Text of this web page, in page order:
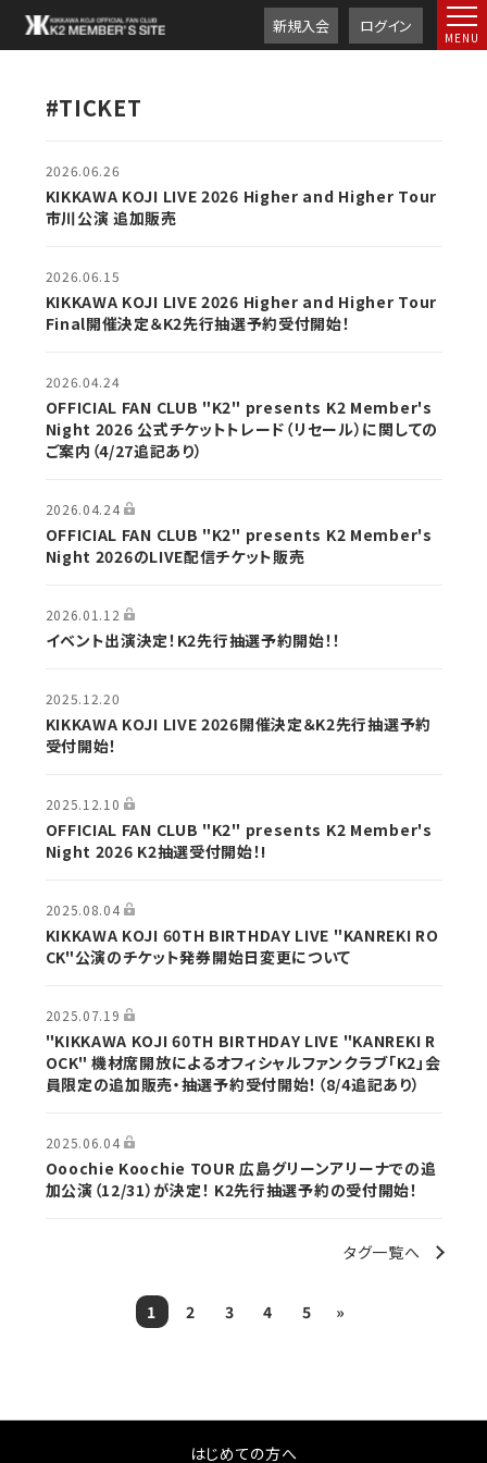
新規入会 ログイン
#TICKET
2026.06.26
KIKKAWA KOJI LIVE 2026 Higher and Higher Tour
市川公演 追加販売
2026.06.15
KIKKAWA KOJI LIVE 2026 Higher and Higher Tour
Final開催決定＆K2先行抽選予約受付開始！
2026.04.24
OFFICIAL FAN CLUB "K2" presents K2 Member's
Night 2026 公式チケットトレード（リセール）に関しての
ご案内（4/27追記あり）
2026.04.24
OFFICIAL FAN CLUB "K2" presents K2 Member's
Night 2026のLIVE配信チケット販売
2026.01.12
イベント出演決定！K2先行抽選予約開始！！
2025.12.20
KIKKAWA KOJI LIVE 2026開催決定＆K2先行抽選予約
受付開始！
2025.12.10
OFFICIAL FAN CLUB "K2" presents K2 Member's
Night 2026 K2抽選受付開始！!
2025.08.04
KIKKAWA KOJI 60TH BIRTHDAY LIVE "KANREKI RO
CK"公演のチケット発券開始日変更について
2025.07.19
"KIKKAWA KOJI 60TH BIRTHDAY LIVE "KANREKI R
OCK" 機材席開放によるオフィシャルファンクラブ「K2」会
員限定の追加販売・抽選予約受付開始！（8/4追記あり）
2025.06.04
Ooochie Koochie TOUR 広島グリーンアリーナでの追
加公演（12/31）が決定！ K2先行抽選予約の受付開始！
タグ一覧へ
1 2 3 4 5 »
はじめての方へ